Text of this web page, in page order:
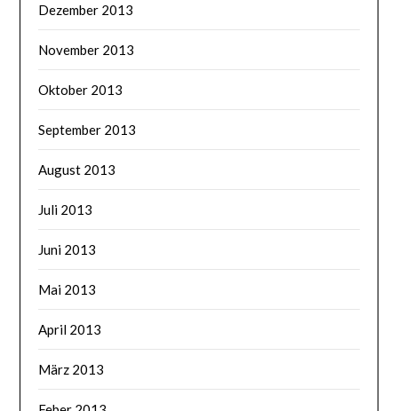
Dezember 2013
November 2013
Oktober 2013
September 2013
August 2013
Juli 2013
Juni 2013
Mai 2013
April 2013
März 2013